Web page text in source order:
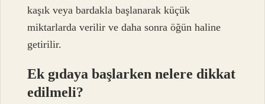
kaşık veya bardakla başlanarak küçük
miktarlarda verilir ve daha sonra öğün haline
getirilir.
Ek gıdaya başlarken nelere dikkat
edilmeli?